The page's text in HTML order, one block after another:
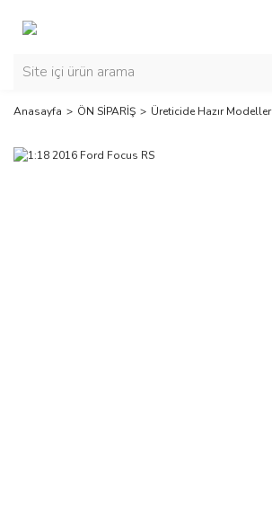
Anasayfa ÖN SİPARİŞ Üreticide Hazır Modeller